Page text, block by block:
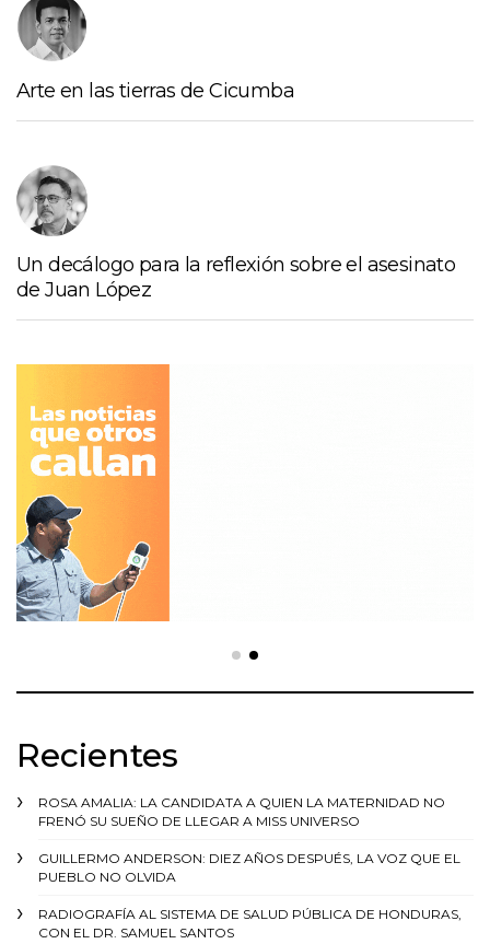
Arte en las tierras de Cicumba
Un decálogo para la reflexión sobre el asesinato
de Juan López
Recientes
ROSA AMALIA: LA CANDIDATA A QUIEN LA MATERNIDAD NO
FRENÓ SU SUEÑO DE LLEGAR A MISS UNIVERSO
GUILLERMO ANDERSON: DIEZ AÑOS DESPUÉS, LA VOZ QUE EL
PUEBLO NO OLVIDA
RADIOGRAFÍA AL SISTEMA DE SALUD PÚBLICA DE HONDURAS,
CON EL DR. SAMUEL SANTOS